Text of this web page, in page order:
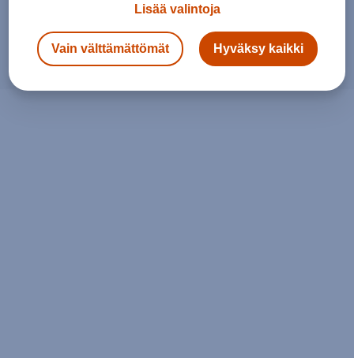
Tervetuloa SEAT-
huoltoon
Lisää valintoja
Vain välttämättömät Hyväksy kaikki